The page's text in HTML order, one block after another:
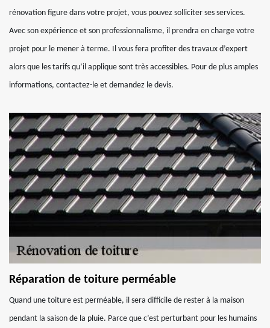
rénovation figure dans votre projet, vous pouvez solliciter ses services.
Avec son expérience et son professionnalisme, il prendra en charge votre
projet pour le mener à terme. Il vous fera profiter des travaux d’expert
alors que les tarifs qu’il applique sont très accessibles. Pour de plus amples
informations, contactez-le et demandez le devis.
Réparation de toiture perméable
Quand une toiture est perméable, il sera difficile de rester à la maison
pendant la saison de la pluie. Parce que c’est perturbant pour les humains